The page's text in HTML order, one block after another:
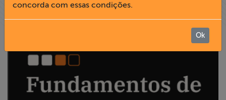
English
Institucional
Formação
concorda com essas condições.
Ok